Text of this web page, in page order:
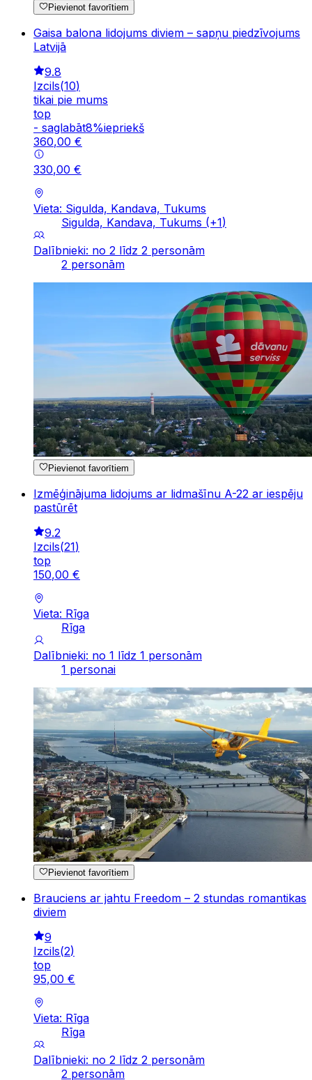
Pievienot favorītiem
Gaisa balona lidojums diviem – sapņu piedzīvojums
Latvijā
9.8
Izcils(10)
tikai pie mums
top
- saglabāt8%iepriekš
360,00 €
330,00 €
Vieta: Sigulda, Kandava, Tukums
Sigulda, Kandava, Tukums (+1)
Dalībnieki: no 2 līdz 2 personām
2 personām
Pievienot favorītiem
Izmēģinājuma lidojums ar lidmašīnu A-22 ar iespēju
pastūrēt
9.2
Izcils(21)
top
150,00 €
Vieta: Rīga
Rīga
Dalībnieki: no 1 līdz 1 personām
1 personai
Pievienot favorītiem
Brauciens ar jahtu Freedom – 2 stundas romantikas
diviem
9
Izcils(2)
top
95,00 €
Vieta: Rīga
Rīga
Dalībnieki: no 2 līdz 2 personām
2 personām